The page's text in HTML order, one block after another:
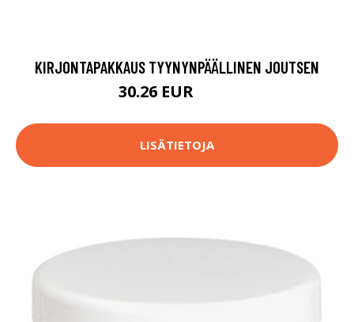
KIRJONTAPAKKAUS TYYNYNPÄÄLLINEN JOUTSEN
30.26 EUR
LISÄTIETOJA